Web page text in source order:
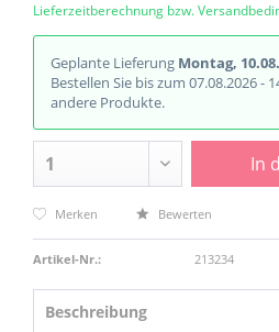
Lieferzeitberechnung bzw.
Geplante Lieferung Montag,
Bestellen Sie bis zum 07.08.2026 -
andere Produkte.
In
Merken Bewerten
Artikel-Nr.: 213234
Beschreibung